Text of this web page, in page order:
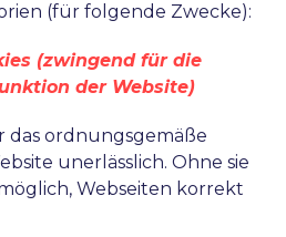
(für folgende Zwecke):
(zwingend für die
der Website)
das ordnungsgemäße
unerlässlich. Ohne sie
Webseiten korrekt